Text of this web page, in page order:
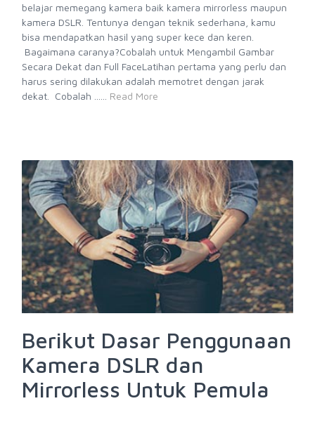
belajar memegang kamera baik kamera mirrorless maupun
kamera DSLR. Tentunya dengan teknik sederhana, kamu
bisa mendapatkan hasil yang super kece dan keren.
Bagaimana caranya?Cobalah untuk Mengambil Gambar
Secara Dekat dan Full FaceLatihan pertama yang perlu dan
harus sering dilakukan adalah memotret dengan jarak
dekat. Cobalah ...... Read More
Berikut Dasar Penggunaan
Kamera DSLR dan
Mirrorless Untuk Pemula